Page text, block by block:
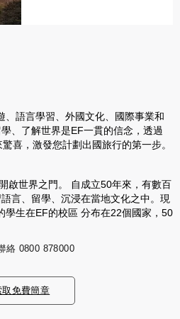
、語言學習、外國文化、國際事業和
、了解世界是EF一貫的信念，透過
喜，激發您計劃出國旅行的第一步。
啟世界之門。 自成立50年來，有數百
言、留學、沉浸在當地文化之中。現
學生在EF的校區 分布在22個國家，50
絡 0800 878000
取免費簡章